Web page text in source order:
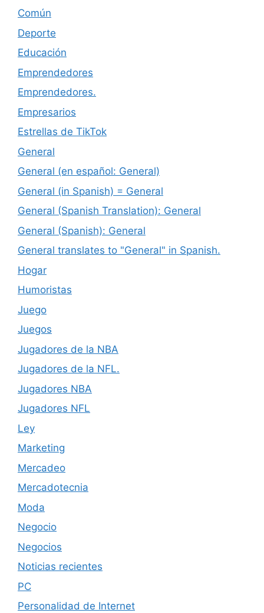
Común
Deporte
Educación
Emprendedores
Emprendedores.
Empresarios
Estrellas de TikTok
General
General (en español: General)
General (in Spanish) = General
General (Spanish Translation): General
General (Spanish): General
General translates to "General" in Spanish.
Hogar
Humoristas
Juego
Juegos
Jugadores de la NBA
Jugadores de la NFL.
Jugadores NBA
Jugadores NFL
Ley
Marketing
Mercadeo
Mercadotecnia
Moda
Negocio
Negocios
Noticias recientes
PC
Personalidad de Internet